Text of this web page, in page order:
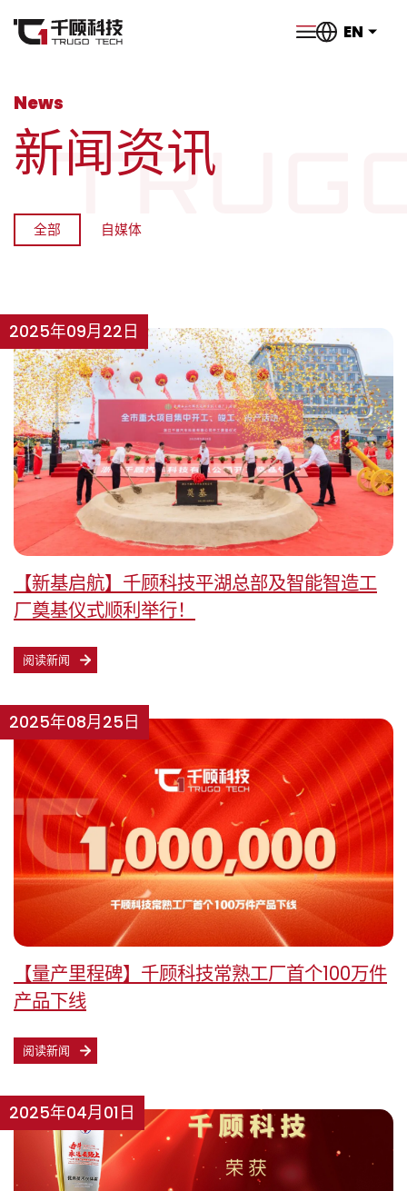
EN
News
新闻资讯
全部 自媒体
2025年09月22日
【新基启航】千顾科技平湖总部及智能智造工
厂奠基仪式顺利举行！
阅读新闻
2025年08月25日
【量产里程碑】千顾科技常熟工厂首个100万件
产品下线
阅读新闻
2025年04月01日